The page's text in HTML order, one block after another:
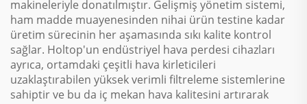
makineleriyle donatılmıştır. Gelişmiş yönetim sistemi,
ham madde muayenesinden nihai ürün testine kadar
üretim sürecinin her aşamasında sıkı kalite kontrol
sağlar. Holtop'un endüstriyel hava perdesi cihazları
ayrıca, ortamdaki çeşitli hava kirleticileri
uzaklaştırabilen yüksek verimli filtreleme sistemlerine
sahiptir ve bu da iç mekan hava kalitesini artırarak